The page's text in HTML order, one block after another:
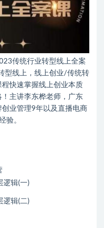
传统行业转型线上全案
型线上，线上创业/传统转
快速掌握线上创业本质
主讲李东桦老师，广东
业管理9年以及直播电商
验。
逻辑(一)
逻辑(二)